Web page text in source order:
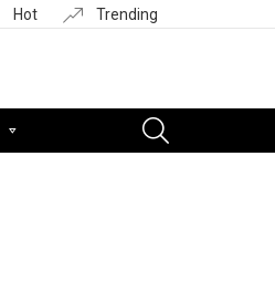
Hot Trending